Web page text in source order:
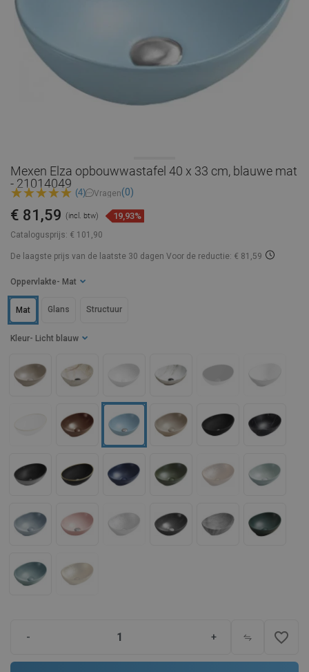
Mexen Elza opbouwwastafel 40 x 33 cm, blauwe mat
- 21014049
(4) Vragen(0)
Catalogusprijs: € 101,90
€ 81,59 (incl. btw) 19,93%
De laagste prijs van de laatste 30 dagen Voor de reductie: € 81,59
Kleur - Licht blauw
Oppervlakte - Mat
Mat Glans Structuur
- + favorite_border